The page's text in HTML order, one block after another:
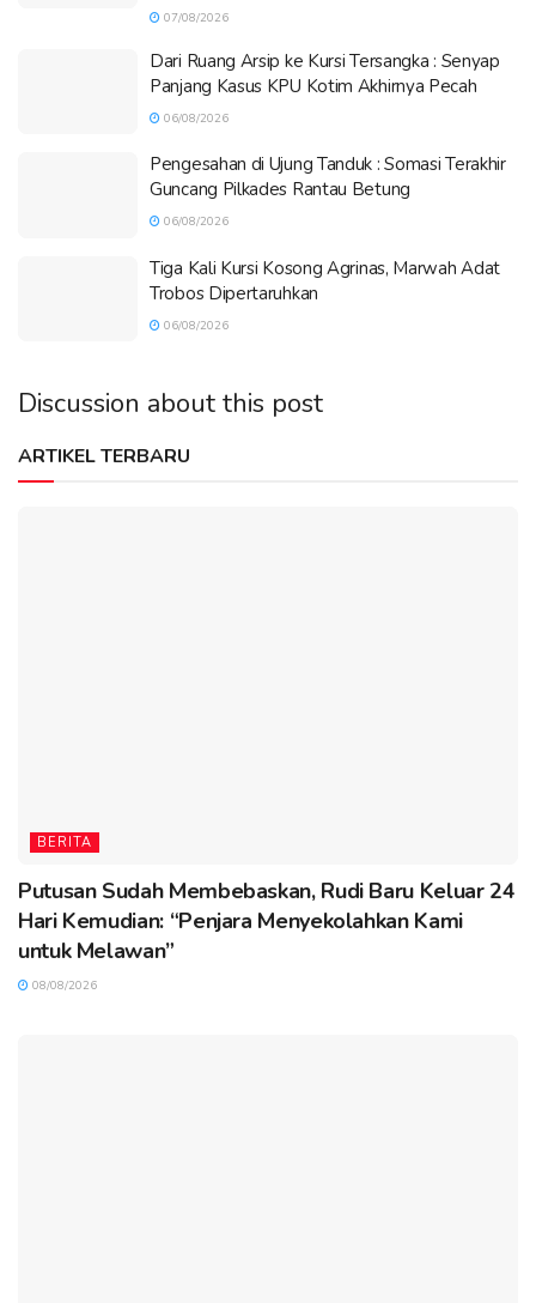
07/08/2026
Dari Ruang Arsip ke Kursi Tersangka : Senyap
Panjang Kasus KPU Kotim Akhirnya Pecah
06/08/2026
Pengesahan di Ujung Tanduk : Somasi Terakhir
Guncang Pilkades Rantau Betung
06/08/2026
Tiga Kali Kursi Kosong Agrinas, Marwah Adat
Trobos Dipertaruhkan
06/08/2026
Discussion about this post
ARTIKEL TERBARU
BERITA
Putusan Sudah Membebaskan, Rudi Baru Keluar 24
Hari Kemudian: “Penjara Menyekolahkan Kami
untuk Melawan”
08/08/2026